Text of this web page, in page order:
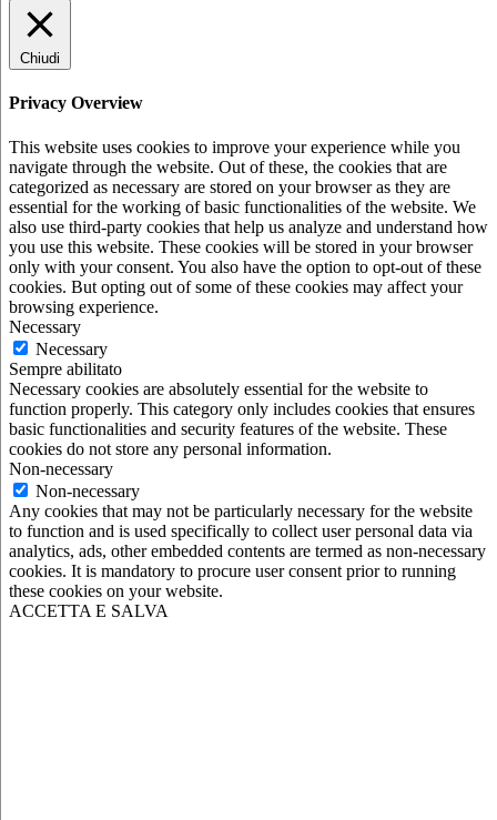
Chiudi
Privacy Overview
This website uses cookies to improve your experience while you
navigate through the website. Out of these, the cookies that are
categorized as necessary are stored on your browser as they are
essential for the working of basic functionalities of the website. We
also use third-party cookies that help us analyze and understand how
you use this website. These cookies will be stored in your browser
only with your consent. You also have the option to opt-out of these
cookies. But opting out of some of these cookies may affect your
browsing experience.
Necessary
Necessary
Sempre abilitato
Necessary cookies are absolutely essential for the website to
function properly. This category only includes cookies that ensures
basic functionalities and security features of the website. These
cookies do not store any personal information.
Non-necessary
Non-necessary
Any cookies that may not be particularly necessary for the website
to function and is used specifically to collect user personal data via
analytics, ads, other embedded contents are termed as non-necessary
cookies. It is mandatory to procure user consent prior to running
these cookies on your website.
ACCETTA E SALVA